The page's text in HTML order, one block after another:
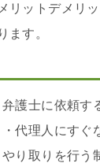
リットデメリ
ます。
弁護士に依頼す
・代理人にすぐ
やり取りを行う